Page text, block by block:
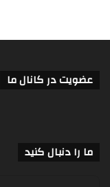
عضویت در کانال ما
ما را دنبال کنید